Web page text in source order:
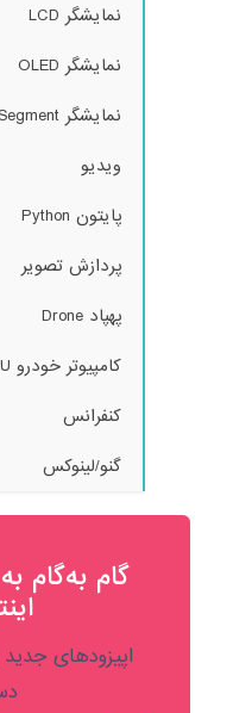
نمایشگر LCD
نمایشگر OLED
نمایشگر Segment
ویدیو
پایتون Python
پردازش تصویر
پهپاد Drone
کامپیوتر خودرو ECU
کنفرانس
گنو/لینوکس
گام به‌گام
اپیزودهای